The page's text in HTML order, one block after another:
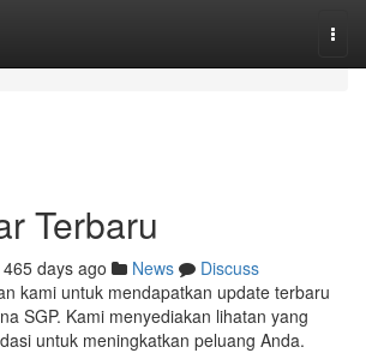
Terbaru
465 days ago News
Discuss
kami untuk mendapatkan update terbaru
SGP. Kami menyediakan lihatan yang
untuk meningkatkan peluang Anda.